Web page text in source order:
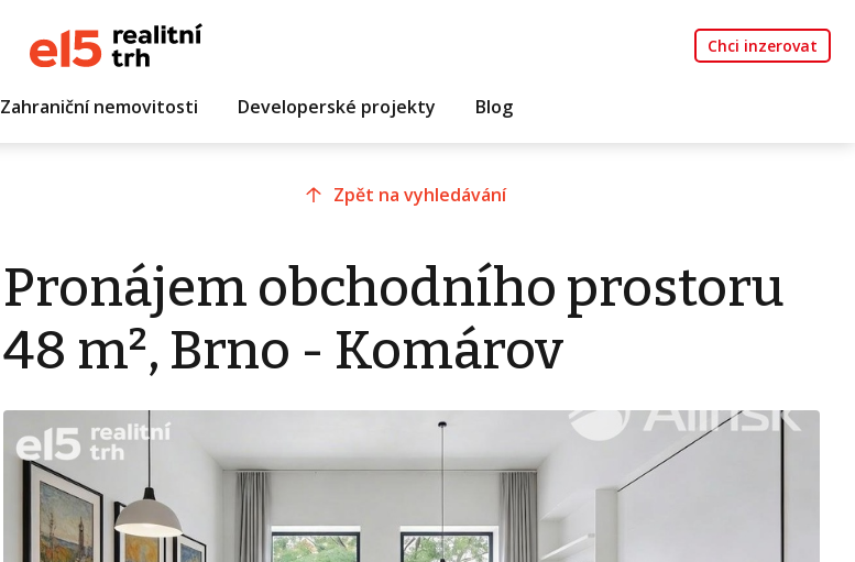
Chci inzerovat
Zahraniční nemovitosti Developerské projekty Blog
Zpět na vyhledávání
Pronájem obchodního prostoru
48 m², Brno - Komárov